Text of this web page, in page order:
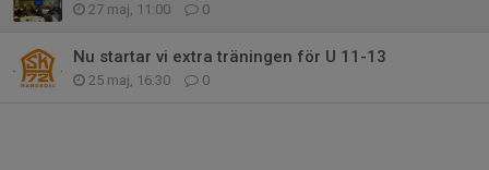
27 maj, 11:00 0
Nu startar vi extra träningen för U 11-13
25 maj, 16:30 0